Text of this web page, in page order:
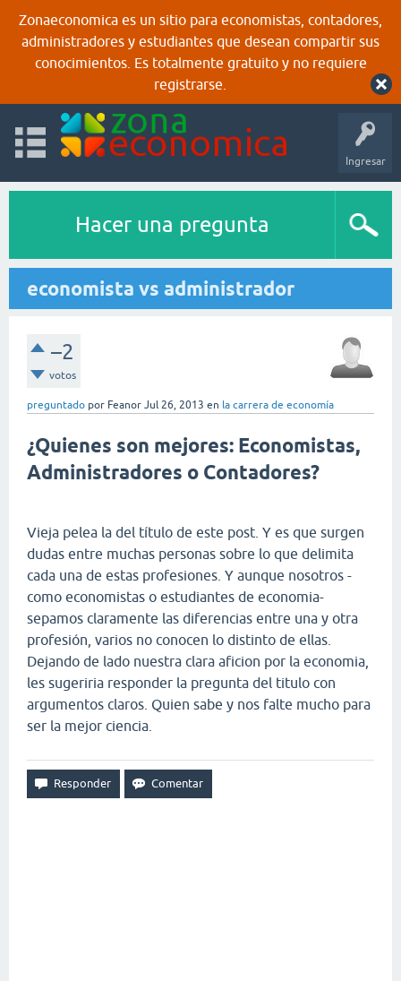
Zonaeconomica es un sitio para economistas, contadores,
administradores y estudiantes que desean compartir sus
conocimientos. Es totalmente gratuito y no requiere
registrarse.
Ingresar
Hacer una pregunta
economista vs administrador
–2
votos
preguntado por Feanor Jul 26, 2013 en la carrera de economía
¿Quienes son mejores: Economistas,
Administradores o Contadores?
Vieja pelea la del título de este post. Y es que surgen
dudas entre muchas personas sobre lo que delimita
cada una de estas profesiones. Y aunque nosotros -
como economistas o estudiantes de economia-
sepamos claramente las diferencias entre una y otra
profesión, varios no conocen lo distinto de ellas.
Dejando de lado nuestra clara aficion por la economia,
les sugeriria responder la pregunta del titulo con
argumentos claros. Quien sabe y nos falte mucho para
ser la mejor ciencia.